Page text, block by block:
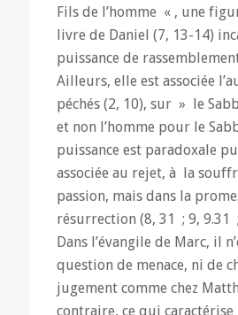
Fils de l’homme « , une
livre de Daniel (7, 13-14)
puissance de
Ailleurs, elle est associée
péchés (2, 10), sur » le
et non l’homme pour le
puissance est paradoxale
associée au rejet, à la
passion, mais dans la
résurrection (8, 31 ; 9, 9.31
Dans l’évangile de Marc, il
question de menace, ni de
jugement comme chez
contraire, ce qui caractérise